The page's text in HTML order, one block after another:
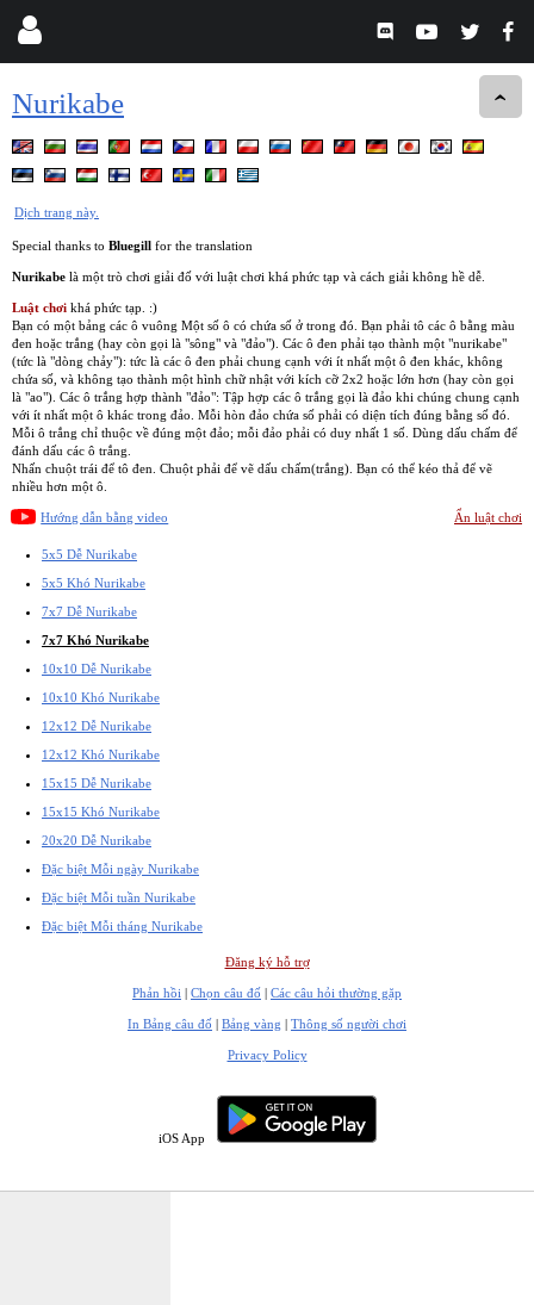
Nurikabe
Dịch trang này.
Special thanks to Bluegill for the translation
Nurikabe là một trò chơi giải đố với luật chơi khá phức tạp và cách giải không hề dễ.
Luật chơi khá phức tạp. :)
Bạn có một bảng các ô vuông Một số ô có chứa số ở trong đó. Bạn phải tô các ô bằng màu
đen hoặc trắng (hay còn gọi là "sông" và "đảo"). Các ô đen phải tạo thành một "nurikabe"
(tức là "dòng chảy"): tức là các ô đen phải chung cạnh với ít nhất một ô đen khác, không
chứa số, và không tạo thành một hình chữ nhật với kích cỡ 2x2 hoặc lớn hơn (hay còn gọi
là "ao"). Các ô trắng hợp thành "đảo": Tập hợp các ô trắng gọi là đảo khi chúng chung cạnh
với ít nhất một ô khác trong đảo. Mỗi hòn đảo chứa số phải có diện tích đúng bằng số đó.
Mỗi ô trắng chỉ thuộc về đúng một đảo; mỗi đảo phải có duy nhất 1 số. Dùng dấu chấm để
đánh dấu các ô trắng.
Nhấn chuột trái để tô đen. Chuột phải để vẽ dấu chấm(trắng). Bạn có thể kéo thả để vẽ
nhiều hơn một ô.
Hướng dẫn bằng video Ẩn luật chơi
5x5 Dễ Nurikabe
5x5 Khó Nurikabe
7x7 Dễ Nurikabe
7x7 Khó Nurikabe
10x10 Dễ Nurikabe
10x10 Khó Nurikabe
12x12 Dễ Nurikabe
12x12 Khó Nurikabe
15x15 Dễ Nurikabe
15x15 Khó Nurikabe
20x20 Dễ Nurikabe
Đặc biệt Mỗi ngày Nurikabe
Đặc biệt Mỗi tuần Nurikabe
Đặc biệt Mỗi tháng Nurikabe
Đăng ký hỗ trợ
Phản hồi | Chọn câu đố | Các câu hỏi thường gặp
In Bảng câu đố | Bảng vàng | Thông số người chơi
Privacy Policy
iOS App